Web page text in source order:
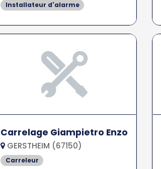
Installateur d'alarme
Carrelage Giampietro Enzo
GERSTHEIM (67150)
Carreleur